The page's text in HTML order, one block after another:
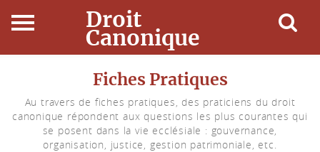
Droit
Canonique
Droit Canonique
Ressources
Fiches Pratiques
Au travers de fiches pratiques, des praticiens du droit
canonique répondent aux questions les plus courantes qui
se posent dans la vie ecclésiale : gouvernance,
organisation, justice, gestion patrimoniale, etc.